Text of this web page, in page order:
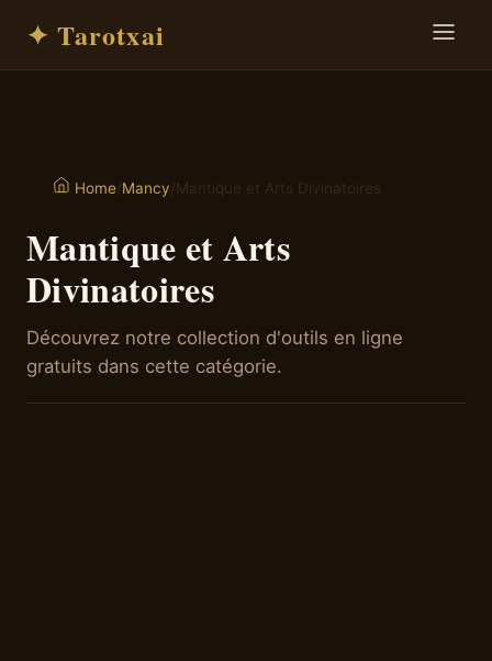
✦ Tarotxai
Home/Mancy/Mantique et Arts Divinatoires
Mantique et Arts
Divinatoires
Découvrez notre collection d'outils en ligne
gratuits dans cette catégorie.